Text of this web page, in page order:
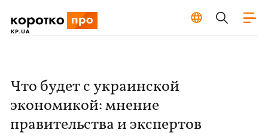
Что будет с украинской
экономикой: мнение
правительства и экспертов